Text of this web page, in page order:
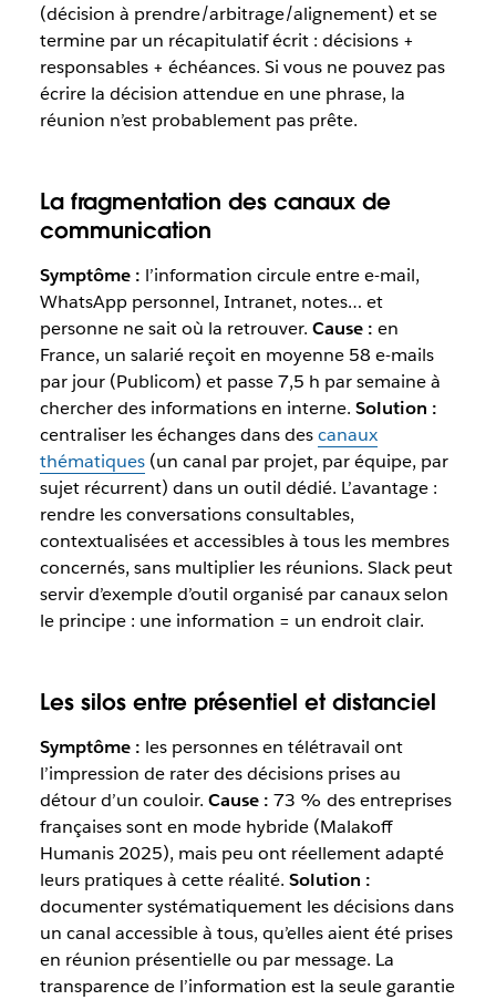
(décision à prendre/arbitrage/alignement) et se
termine par un récapitulatif écrit : décisions +
responsables + échéances. Si vous ne pouvez pas
écrire la décision attendue en une phrase, la
réunion n’est probablement pas prête.
La fragmentation des canaux de
communication
Symptôme : l’information circule entre e-mail,
WhatsApp personnel, Intranet, notes… et
personne ne sait où la retrouver. Cause : en
France, un salarié reçoit en moyenne 58 e-mails
par jour (Publicom) et passe 7,5 h par semaine à
chercher des informations en interne. Solution :
centraliser les échanges dans descanaux
thématiques(un canal par projet, par équipe, par
sujet récurrent) dans un outil dédié. L’avantage :
rendre les conversations consultables,
contextualisées et accessibles à tous les membres
concernés, sans multiplier les réunions. Slack peut
servir d’exemple d’outil organisé par canaux selon
le principe : une information = un endroit clair.
Les silos entre présentiel et distanciel
Symptôme : les personnes en télétravail ont
l’impression de rater des décisions prises au
détour d’un couloir. Cause : 73 % des entreprises
françaises sont en mode hybride (Malakoff
Humanis 2025), mais peu ont réellement adapté
leurs pratiques à cette réalité. Solution :
documenter systématiquement les décisions dans
un canal accessible à tous, qu’elles aient été prises
en réunion présentielle ou par message. La
transparence de l’information est la seule garantie